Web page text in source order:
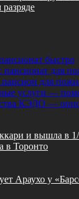
быстро
пансионат для
для
услуги —
КЭДО —
и вышла в
в Торонто
Араухо у